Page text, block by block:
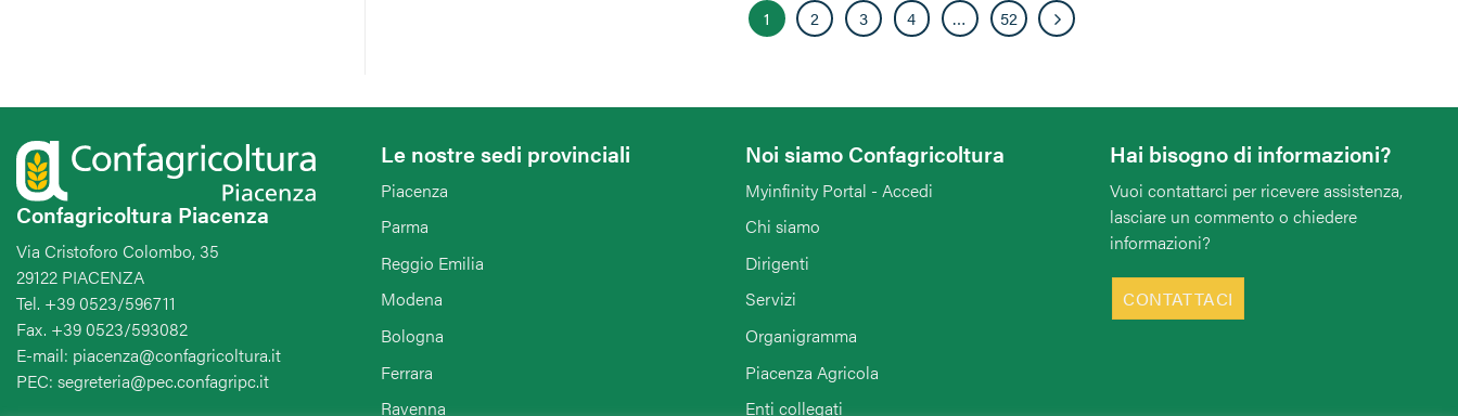
1 2 3 4 … 52
Confagricoltura Piacenza
Via Cristoforo Colombo, 35
29122 PIACENZA
Tel. +39 0523/596711
Fax. +39 0523/593082
E-mail: piacenza@confagricoltura.it
PEC: segreteria@pec.confagripc.it
Le nostre sedi provinciali
Piacenza
Parma
Reggio Emilia
Modena
Bologna
Ferrara
Ravenna
Noi siamo Confagricoltura
Myinfinity Portal - Accedi
Chi siamo
Dirigenti
Servizi
Organigramma
Piacenza Agricola
Enti collegati
Hai bisogno di informazioni?
Vuoi contattarci per ricevere assistenza,
lasciare un commento o chiedere
informazioni?
CONTATTACI